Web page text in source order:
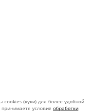
(куки) для более удобной
условия обработки